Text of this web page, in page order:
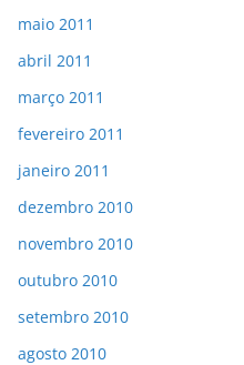
maio 2011
abril 2011
março 2011
fevereiro 2011
janeiro 2011
dezembro 2010
novembro 2010
outubro 2010
setembro 2010
agosto 2010